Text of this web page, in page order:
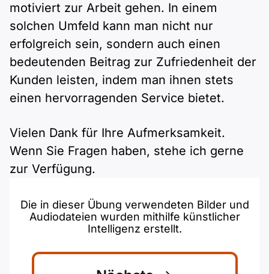
motiviert zur Arbeit gehen. In einem
solchen Umfeld kann man nicht nur
erfolgreich sein, sondern auch einen
bedeutenden Beitrag zur Zufriedenheit der
Kunden leisten, indem man ihnen stets
einen hervorragenden Service bietet.
Vielen Dank für Ihre Aufmerksamkeit.
Wenn Sie Fragen haben, stehe ich gerne
zur Verfügung.
Die in dieser Übung verwendeten Bilder und
Audiodateien wurden mithilfe künstlicher
Intelligenz erstellt.